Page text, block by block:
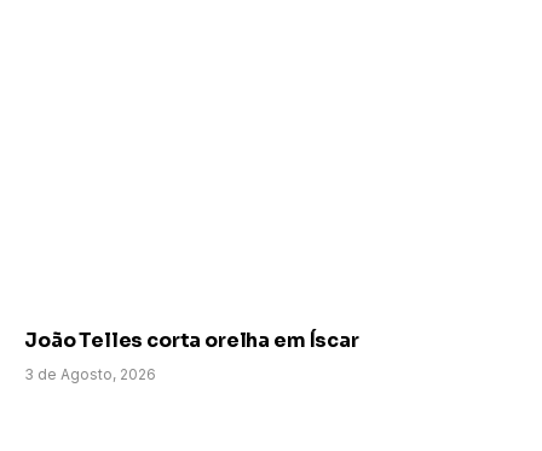
João Telles corta orelha em Íscar
3 de Agosto, 2026